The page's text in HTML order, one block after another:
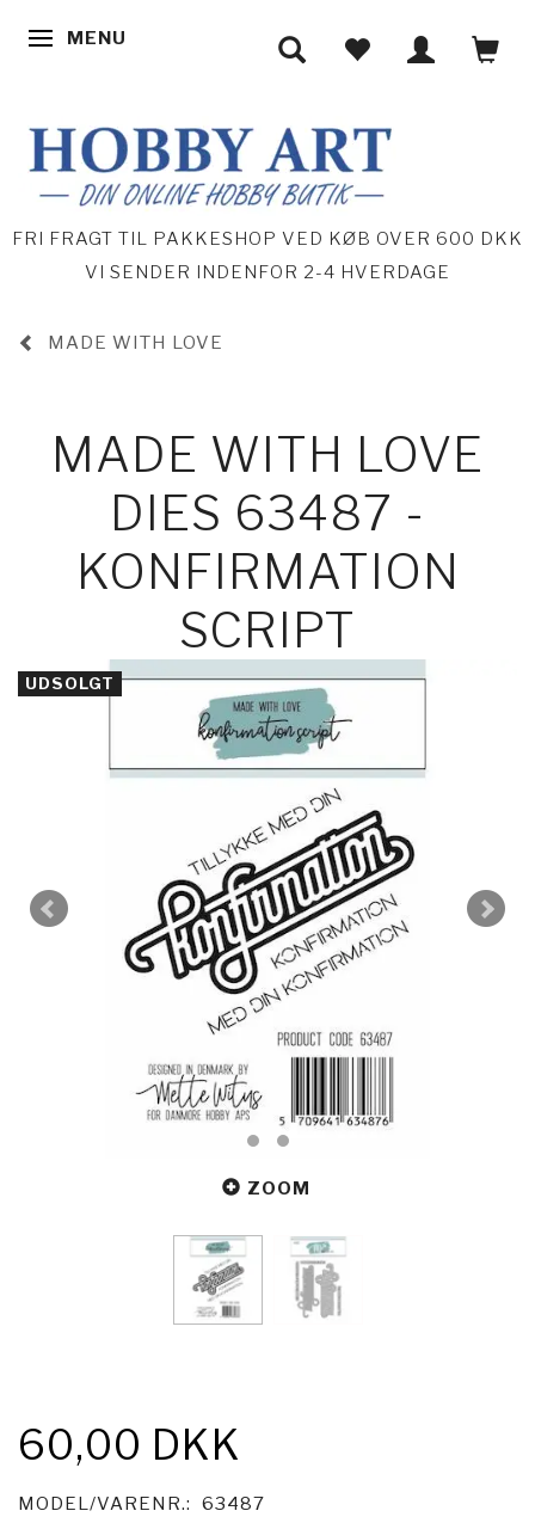
SKIFTE NAVIGATION
MENU
FRI FRAGT TIL PAKKESHOP VED KØB OVER 600 DKK
VI SENDER INDENFOR 2-4 HVERDAGE
MADE WITH LOVE
MADE WITH LOVE
DIES 63487 -
KONFIRMATION
SCRIPT
UDSOLGT
ZOOM
60,00 DKK
MODEL/VARENR.: 63487